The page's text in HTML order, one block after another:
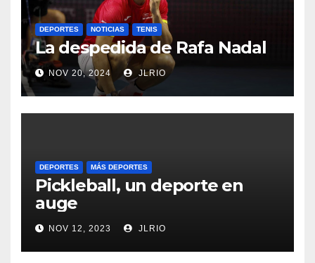
DEPORTES NOTICIAS TENIS
La despedida de Rafa Nadal
NOV 20, 2024 JLRIO
DEPORTES MÁS DEPORTES
Pickleball, un deporte en
auge
NOV 12, 2023 JLRIO